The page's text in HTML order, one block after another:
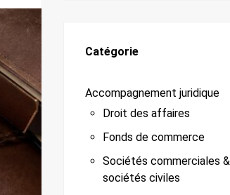
Catégorie
Accompagnement juridique
Droit des affaires
Fonds de commerce
Sociétés commerciales &
sociétés civiles